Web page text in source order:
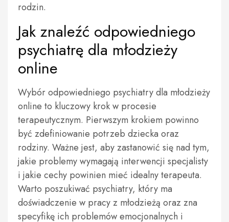
rodzin.
Jak znaleźć odpowiedniego
psychiatrę dla młodzieży
online
Wybór odpowiedniego psychiatry dla młodzieży
online to kluczowy krok w procesie
terapeutycznym. Pierwszym krokiem powinno
być zdefiniowanie potrzeb dziecka oraz
rodziny. Ważne jest, aby zastanowić się nad tym,
jakie problemy wymagają interwencji specjalisty
i jakie cechy powinien mieć idealny terapeuta.
Warto poszukiwać psychiatry, który ma
doświadczenie w pracy z młodzieżą oraz zna
specyfikę ich problemów emocjonalnych i